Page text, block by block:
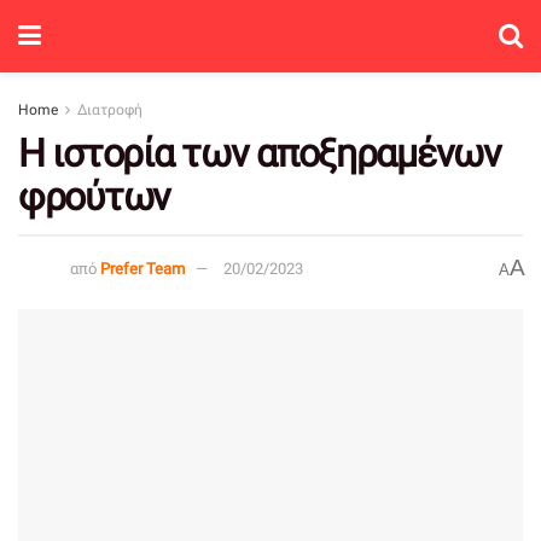
Home Διατροφή
Η ιστορία των αποξηραμένων
φρούτων
από Prefer Team 20/02/2023 AA